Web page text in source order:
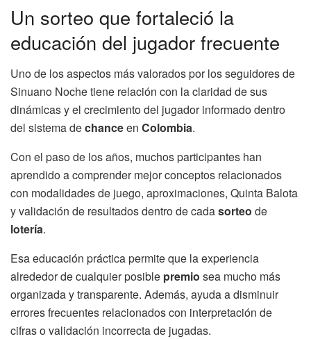
Un sorteo que fortaleció la
educación del jugador frecuente
Uno de los aspectos más valorados por los seguidores de
Sinuano Noche tiene relación con la claridad de sus
dinámicas y el crecimiento del jugador informado dentro
del sistema dechanceen Colombia.
Con el paso de los años, muchos participantes han
aprendido a comprender mejor conceptos relacionados
con modalidades de juego, aproximaciones, Quinta Balota
y validación de resultados dentro de cadasorteo de
lotería.
Esa educación práctica permite que la experiencia
alrededor de cualquier posible premio sea mucho más
organizada y transparente. Además, ayuda a disminuir
errores frecuentes relacionados con interpretación de
cifras o validación incorrecta de jugadas.